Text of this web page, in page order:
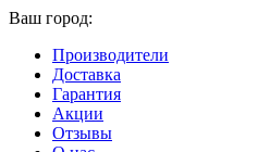
Ваш город:
Производители
Доставка
Гарантия
Акции
Отзывы